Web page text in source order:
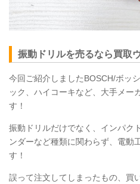
振動ドリルを売るなら買取
今回ご紹介しましたBOSCH/ボッ
ック、ハイコーキなど、大手メー
す！
振動ドリルだけでなく、インパク
ンダーなど種類に関わらず、電動
す！
誤って注文してしまったもの、買